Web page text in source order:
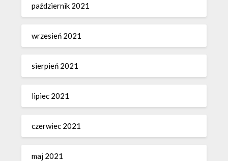
październik 2021
wrzesień 2021
sierpień 2021
lipiec 2021
czerwiec 2021
maj 2021